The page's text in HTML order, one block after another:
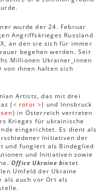
wurde der 24. Februar
Angriffskrieges Russland
an den sie sich für immer
begehen werden. Seit
Millionen Ukrainer_innen
von ihnen halten sich
Artists, das mit drei
(< rotor >) und Innsbruck
) in Österreich vertreten
Krieges für ukrainische
eingerichtet. Es dient als
Initiativen der
und fungiert als Bindeglied
und Initiativen sowie
. Office Ukraine bietet
Umfeld der Ukraine
als auch vor Ort als